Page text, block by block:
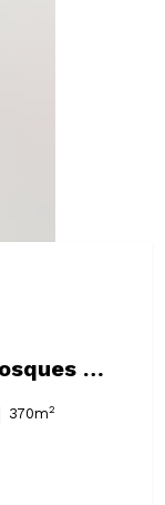
Departamento En Venta Bosques De Las Lomas
370m2